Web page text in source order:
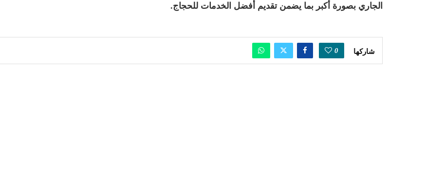
الجاري بصورة أكبر بما يضمن تقديم أفضل الخدمات للحجاج.
شاركها 0